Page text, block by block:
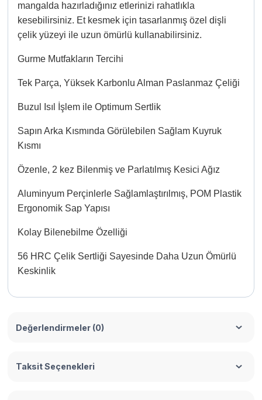
mangalda hazırladığınız etlerinizi rahatlıkla
kesebilirsiniz. Et kesmek için tasarlanmış özel dişli
çelik yüzeyi ile uzun ömürlü kullanabilirsiniz.
Gurme Mutfakların Tercihi
Tek Parça, Yüksek Karbonlu Alman Paslanmaz Çeliği
Buzul Isıl İşlem ile Optimum Sertlik
Sapın Arka Kısmında Görülebilen Sağlam Kuyruk
Kısmı
Özenle, 2 kez Bilenmiş ve Parlatılmış Kesici Ağız
Aluminyum Perçinlerle Sağlamlaştırılmış, POM Plastik
Ergonomik Sap Yapısı
Kolay Bilenebilme Özelliği
56 HRC Çelik Sertliği Sayesinde Daha Uzun Ömürlü
Keskinlik
Değerlendirmeler (0)
Taksit Seçenekleri